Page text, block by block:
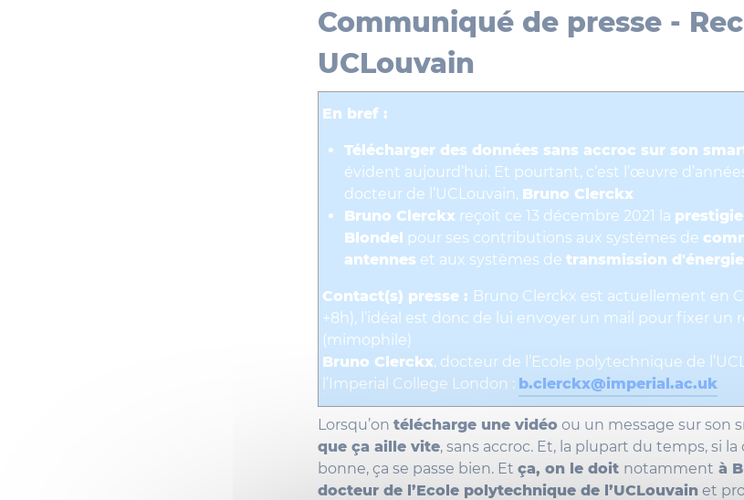
Communiqué de presse -
UCLouvain
En bref :
Télécharger des données sans accroc sur son
évident aujourd’hui. Et pourtant, c’est l’œuvre
docteur de l’UCLouvain, Bruno Clerckx
Bruno Clerckx reçoit ce 13 décembre 2021 la
Blondel pour ses contributions aux systèmes de
antennes et aux systèmes de transmission
Contact(s) presse : Bruno Clerckx est actuellement en
+8h), l’idéal est donc de lui envoyer un mail pour fixer un
(mimophile)
Bruno Clerckx, docteur de l’Ecole polytechnique de
l’Imperial College London : b.clerckx@imperial.ac.uk
Lorsqu’on télécharge une vidéo ou un message sur son
que ça aille vite, sans accroc. Et, la plupart du temps, si
bonne, ça se passe bien. Et ça, on le doit notamment à
docteur de l’Ecole polytechnique de l’UCLouvain et